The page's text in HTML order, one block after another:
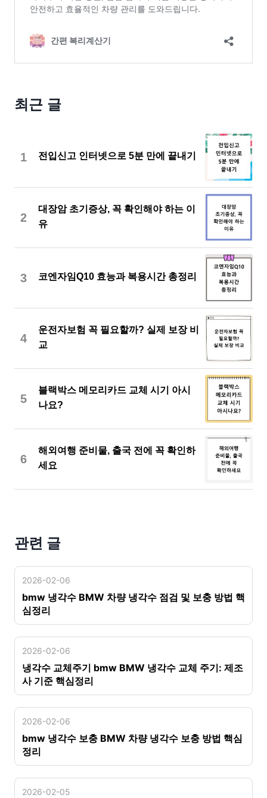
최근 글
1 전입신고 인터넷으로 5분 만에 끝내기
2
대장암 초기증상, 꼭 확인해야 하는 이
유
3 코엔자임Q10 효능과 복용시간 총정리
4
운전자보험 꼭 필요할까? 실제 보장 비
교
5
블랙박스 메모리카드 교체 시기 아시
나요?
6
해외여행 준비물, 출국 전에 꼭 확인하
세요
관련 글
2026-02-06
bmw 냉각수 BMW 차량 냉각수 점검 및 보충 방법 핵
심정리
2026-02-06
냉각수 교체주기 bmw BMW 냉각수 교체 주기: 제조
사 기준 핵심정리
2026-02-06
bmw 냉각수 보충 BMW 차량 냉각수 보충 방법 핵심
정리
2026-02-05